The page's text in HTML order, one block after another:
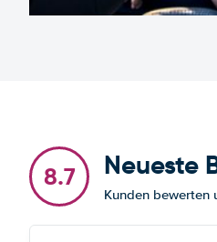
8.7 Neueste
Kunden bewerten